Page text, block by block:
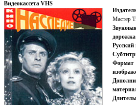
Видеокассета VHS
Мастер
Русский
Формат